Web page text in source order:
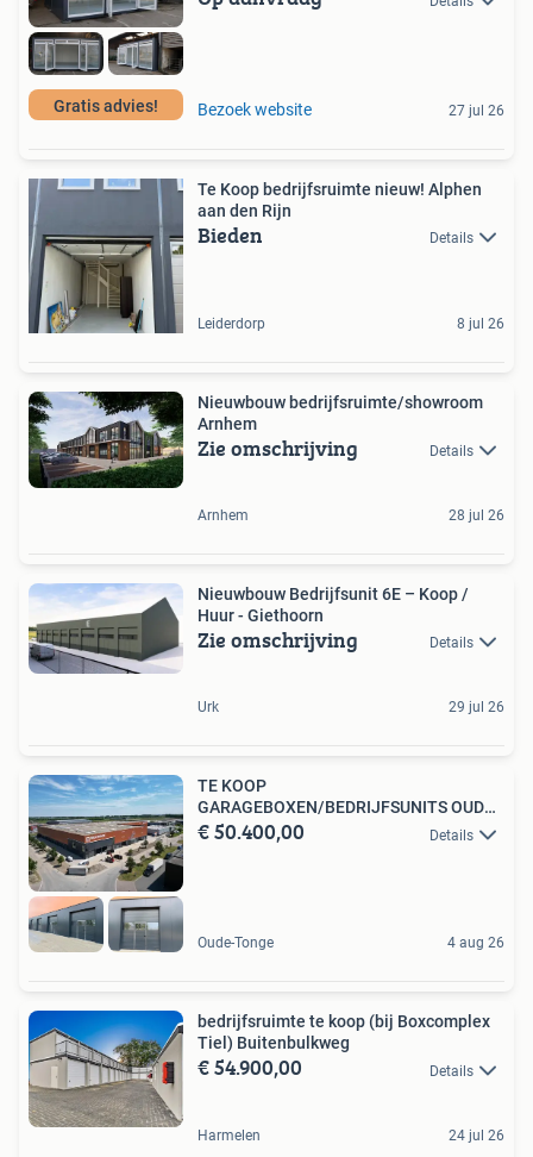
Gratis advies! Bezoek website 27 jul 26
Te Koop bedrijfsruimte nieuw! Alphen
aan den Rijn
Bieden Details
Leiderdorp 8 jul 26
Nieuwbouw bedrijfsruimte/showroom
Arnhem
Zie omschrijving Details
Arnhem 28 jul 26
Nieuwbouw Bedrijfsunit 6E – Koop /
Huur - Giethoorn
Zie omschrijving Details
Urk 29 jul 26
TE KOOP
GARAGEBOXEN/BEDRIJFSUNITS OUDE-
TONGE O
€ 50.400,00 Details
Oude-Tonge 4 aug 26
bedrijfsruimte te koop (bij Boxcomplex
Tiel) Buitenbulkweg
€ 54.900,00 Details
Harmelen 24 jul 26